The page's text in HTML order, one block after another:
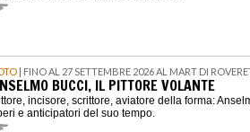
| FINO AL 27 SETTEMBRE 2026 AL MART DI
BUCCI, IL PITTORE VOLANTE
incisore, scrittore, aviatore della forma:
e anticipatori del suo tempo.